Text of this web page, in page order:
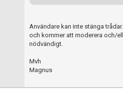
Användare kan inte stänga
och kommer att moderera och/
nödvändigt.
Mvh
Magnus